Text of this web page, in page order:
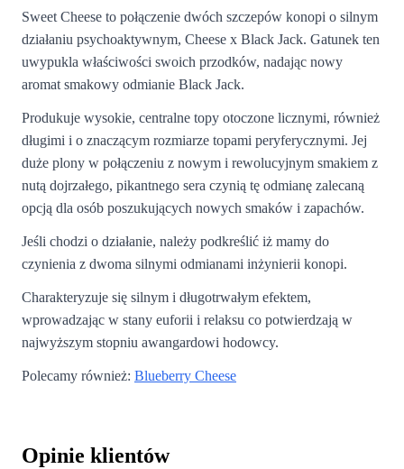
Sweet Cheese to połączenie dwóch szczepów konopi o silnym
działaniu psychoaktywnym, Cheese x Black Jack. Gatunek ten
uwypukla właściwości swoich przodków, nadając nowy
aromat smakowy odmianie Black Jack.
Produkuje wysokie, centralne topy otoczone licznymi, również
długimi i o znaczącym rozmiarze topami peryferycznymi. Jej
duże plony w połączeniu z nowym i rewolucyjnym smakiem z
nutą dojrzałego, pikantnego sera czynią tę odmianę zalecaną
opcją dla osób poszukujących nowych smaków i zapachów.
Jeśli chodzi o działanie, należy podkreślić iż mamy do
czynienia z dwoma silnymi odmianami inżynierii konopi.
Charakteryzuje się silnym i długotrwałym efektem,
wprowadzając w stany euforii i relaksu co potwierdzają w
najwyższym stopniu awangardowi hodowcy.
Polecamy również: Blueberry Cheese
Opinie klientów